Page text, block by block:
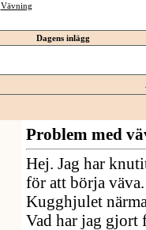
Vävning
Dagens inlägg
Problem med
Hej. Jag har
för att börja väva.
Kugghjulet
Vad har jag gjort